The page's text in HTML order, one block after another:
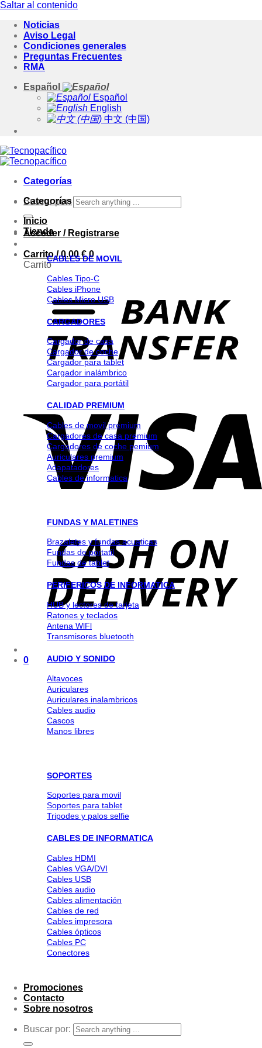
Saltar al contenido
Noticias
Aviso Legal
Condiciones generales
Preguntas Frecuentes
RMA
Español
Español
English
中文 (中国)
Categorías
Buscar por:
Acceder / Registrarse
Carrito /0.00€ 0
Carrito
0
Categorías
Inicio
Tienda
CABLES DE MOVIL
Cables Tipo-C
Cables iPhone
Cables Micro USB
CARGADORES
Cargador de casa
Cargador de coche
Cargador para tablet
Cargador inalámbrico
Cargador para portátil
CALIDAD PREMIUM
Cables de movil premium
Cargadores de casa premium
Cargadores de coche pemium
Auriculares premium
Adapatadores
Cables de informatica
FUNDAS Y MALETINES
Brazaletes y fundas acuaticas
Fundas de portatil
Fundas de tablet
PERIFERICOS DE INFORMATICA
HUB y lectores de tarjeta
Ratones y teclados
Antena WlFl
Transmisores bluetooth
AUDIO Y SONIDO
Altavoces
Auriculares
Auriculares inalambricos
Cables audio
Cascos
Manos libres
SOPORTES
Soportes para movil
Soportes para tablet
Tripodes y palos selfie
CABLES DE INFORMATICA
Cables HDMI
Cables VGA/DVI
Cables USB
Cables audio
Cables alimentación
Cables de red
Cables impresora
Cables ópticos
Cables PC
Conectores
Promociones
Contacto
Sobre nosotros
Buscar por: